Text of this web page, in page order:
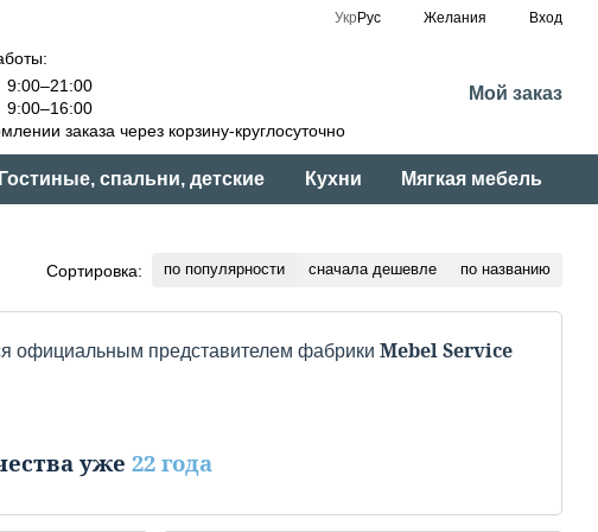
Укр Рус Желания Вход
9:00–21:00
9:00–16:00
заказа через корзину-круглосуточно
Мой заказ
Гостиные, спальни, детские Кухни Мягкая мебель
Сортировка: по популярности сначала дешевле по названию
официальным представителем фабрики Mebel Service
уже 22 года
района было основано ТзОВ "Мебель-сервис", которое